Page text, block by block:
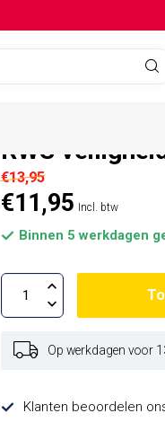
RWS
€13,95
€11,95 Incl. btw
Binnen 5 werkdagen
Op werkdagen voor
Klanten beoordelen